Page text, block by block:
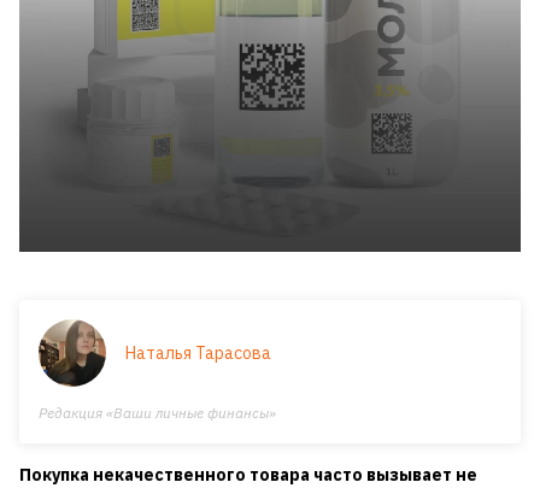
Наталья Тарасова
Редакция «Ваши личные финансы»
Покупка некачественного товара часто вызывает не